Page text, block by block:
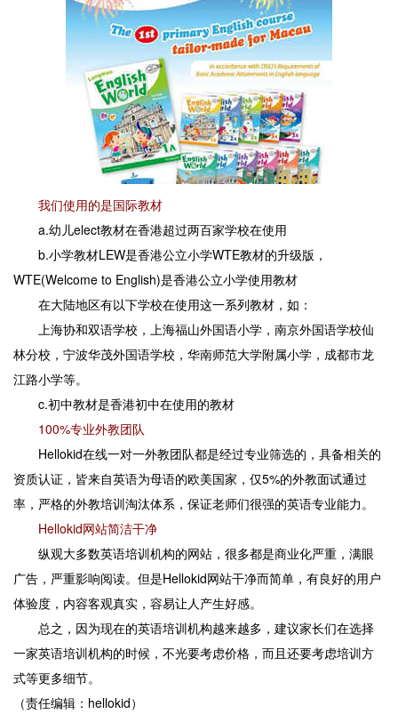
我们使用的是国际教材
a.幼儿elect教材在香港超过两百家学校在使用
b.小学教材LEW是香港公立小学WTE教材的升级版，
WTE(Welcome to English)是香港公立小学使用教材
在大陆地区有以下学校在使用这一系列教材，如：
上海协和双语学校，上海福山外国语小学，南京外国语学校仙
林分校，宁波华茂外国语学校，华南师范大学附属小学，成都市龙
江路小学等。
c.初中教材是香港初中在使用的教材
100%专业外教团队
Hellokid在线一对一外教团队都是经过专业筛选的，具备相关的
资质认证，皆来自英语为母语的欧美国家，仅5%的外教面试通过
率，严格的外教培训淘汰体系，保证老师们很强的英语专业能力。
Hellokid网站简洁干净
纵观大多数英语培训机构的网站，很多都是商业化严重，满眼
广告，严重影响阅读。但是Hellokid网站干净而简单，有良好的用户
体验度，内容客观真实，容易让人产生好感。
总之，因为现在的英语培训机构越来越多，建议家长们在选择
一家英语培训机构的时候，不光要考虑价格，而且还要考虑培训方
式等更多细节。
（责任编辑：hellokid）